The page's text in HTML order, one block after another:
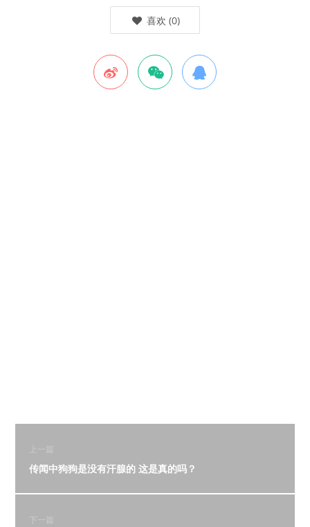
喜欢 (0)
上一篇
传闻中狗狗是没有汗腺的 这是真的吗？
下一篇